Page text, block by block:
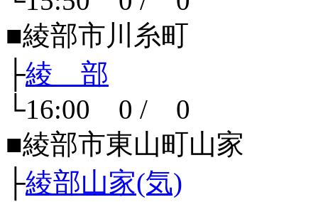
■綾部市川糸町
├綾 部
└16:00 0 / 0
■綾部市東山町山家
├綾部山家(気)